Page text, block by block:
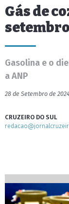
Gás de
setembro
Gasolina e o
a ANP
28 de Setembro de
CRUZEIRO DO SUL